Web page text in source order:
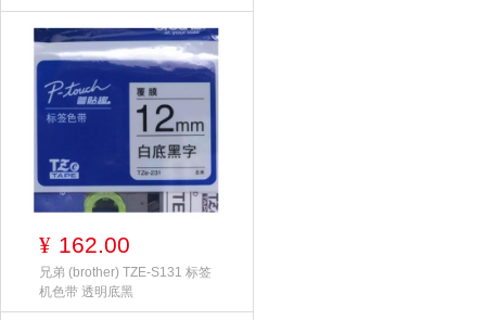
¥ 162.00
兄弟 (brother) TZE-S131 标签
机色带 透明底黑